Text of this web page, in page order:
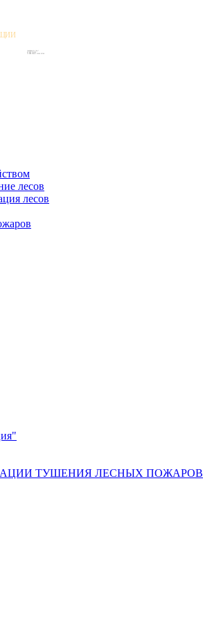
лесов
лесов
ТУШЕНИЯ ЛЕСНЫХ ПОЖАРОВ